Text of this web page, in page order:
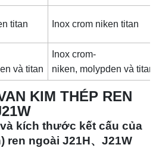
titan Inox crom niken titan
và titan
Inox crom-
niken, molypden và titan
KIM THÉP REN
kích thước kết cấu của
ren ngoài J21H、J21W